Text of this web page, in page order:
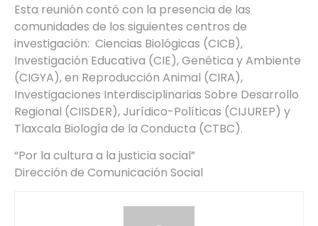
Esta reunión contó con la presencia de las
comunidades de los siguientes centros de
investigación: Ciencias Biológicas (CICB),
Investigación Educativa (CIE), Genética y Ambiente
(CIGYA), en Reproducción Animal (CIRA),
Investigaciones Interdisciplinarias Sobre Desarrollo
Regional (CIISDER), Jurídico-Políticas (CIJUREP) y
Tlaxcala Biología de la Conducta (CTBC).
“Por la cultura a la justicia social”
Dirección de Comunicación Social